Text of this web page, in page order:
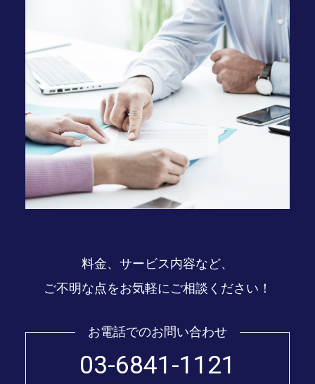
料金、サービス内容など、
ご不明な点をお気軽にご相談ください！
お電話でのお問い合わせ
03-6841-1121